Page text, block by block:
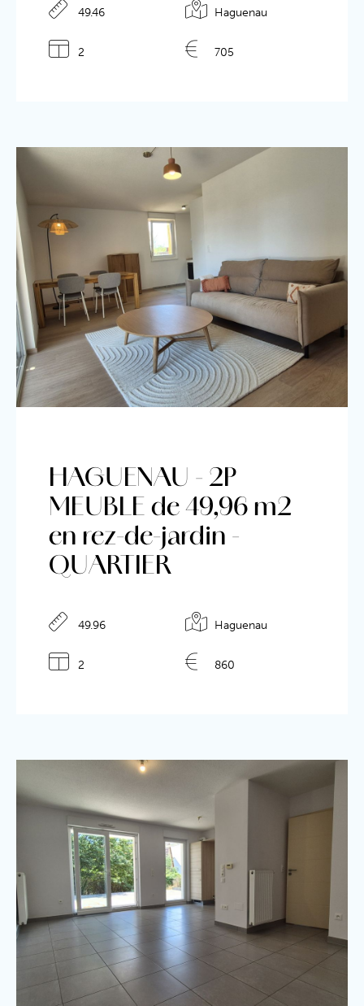
Détails de l'annonce
49.46 Haguenau
2 705
Détails de l'annonce
HAGUENAU - 2P
MEUBLE de 49,96 m2
en rez-de-jardin -
QUARTIER
49.96 Haguenau
2 860